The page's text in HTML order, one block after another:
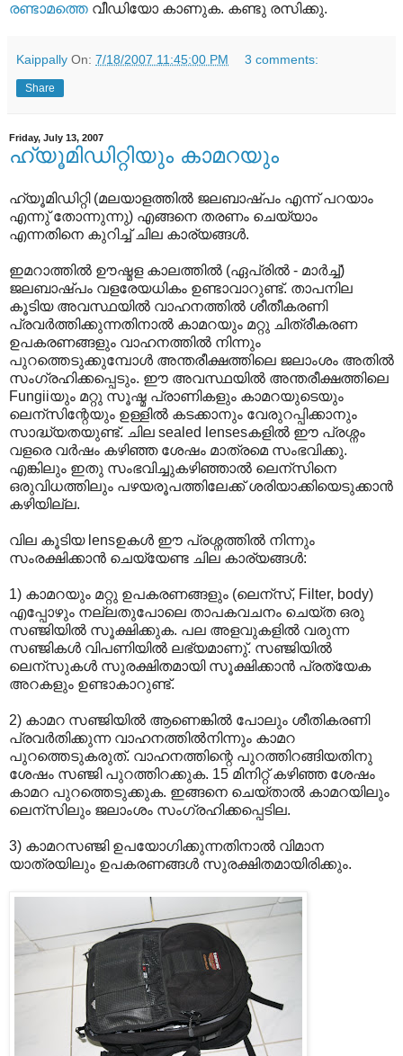
രണ്ടാമത്തെ വീഡിയോ കാണുക. കണ്ടു രസിക്കു.
Kaippally On: 7/18/2007 11:45:00 PM 3 comments:
Share
Friday, July 13, 2007
ഹ്യൂമിഡിറ്റിയും കാമറയും
ഹ്യൂമിഡിറ്റി (മലയാളത്തില്‍ ജലബാഷ്പം എന്ന് പറയാം
എന്നു് തോന്നുന്നു) എങ്ങനെ തരണം ചെയ്യാം
എന്നതിനെ കുറിച്ച് ചില കാര്യങ്ങള്‍.
ഇമറാത്തില്‍ ഊഷ്മള കാലത്തില്‍ (ഏപ്രില്‍ - മാര്‍ച്ച്)
ജലബാഷ്പം വളരേയധികം ഉണ്ടാവാറുണ്ട്. താപനില
കൂടിയ അവസ്ഥയില്‍ വാഹനത്തില്‍ ശീതീകരണി
പ്രവര്‍ത്തിക്കുന്നതിനാല്‍ കാമറയും മറ്റു ചിത്രീകരണ
ഉപകരണങ്ങളും വാഹനത്തില്‍ നിന്നും
പുറത്തെടുക്കുമ്പോള്‍ അന്തരീക്ഷത്തിലെ ജലാംശം അതില്‍
സംഗ്രഹിക്കപ്പെടും. ഈ അവസ്ഥയില്‍ അന്തരീക്ഷത്തിലെ
Fungiiയും മറ്റു സൂഷ്മ പ്രാണികളും കാമറയുടെയും
ലെന്സിന്റേയും ഉള്ളില്‍ കടക്കാനും വേരുറപ്പിക്കാനും
സാദ്ധ്യതയുണ്ട്. ചില sealed lensesകളില്‍ ഈ പ്രശ്നം
വളരെ വര്‍ഷം കഴിഞ്ഞ ശേഷം മാത്രമെ സംഭവിക്കു.
എങ്കിലും ഇതു സംഭവിച്ചുകഴിഞ്ഞാല്‍ ലെന്സിനെ
ഒരുവിധത്തിലും പഴയരൂപത്തിലേക്ക് ശരിയാക്കിയെടുക്കാന്‍
കഴിയില്ല.
വില കൂടിയ lensഉകള്‍ ഈ പ്രശ്നത്തില്‍ നിന്നും
സംരക്ഷിക്കാന്‍ ചെയ്യേണ്ട ചില കാര്യങ്ങള്‍:
1) കാമറയും മറ്റു ഉപകരണങ്ങളും (ലെന്സ്, Filter, body)
എപ്പോഴും നല്ലതുപോലെ താപകവചനം ചെയ്ത ഒരു
സഞ്ജിയില്‍ സൂക്ഷിക്കുക. പല അളവുകളില്‍ വരുന്ന
സഞ്ജികള്‍ വിപണിയില്‍ ലഭ്യമാണു്. സഞ്ജിയില്‍
ലെന്സുകള്‍ സുരക്ഷിതമായി സൂക്ഷിക്കാന്‍ പ്രത്യേക
അറകളും ഉണ്ടാകാറുണ്ട്.
2) കാമറ സഞ്ജിയില്‍ ആണെങ്കില്‍ പോലും ശീതികരണി
പ്രവര്‍തിക്കുന്ന വാഹനത്തില്‍നിന്നും കാമറ
പുറത്തെടുകരുത്. വാഹനത്തിന്റെ പുറത്തിറങ്ങിയതിനു
ശേഷം സഞ്ജി പുറത്തിറക്കുക. 15 മിനിറ്റ് കഴിഞ്ഞ ശേഷം
കാമറ പുറത്തെടുക്കുക. ഇങ്ങനെ ചെയ്താല്‍ കാമറയിലും
ലെന്സിലും ജലാംശം സംഗ്രഹിക്കപ്പെടില.
3) കാമറസഞ്ജി ഉപയോഗിക്കുന്നതിനാല്‍ വിമാന
യാത്രയിലും ഉപകരണങ്ങള്‍ സുരക്ഷിതമായിരിക്കും.